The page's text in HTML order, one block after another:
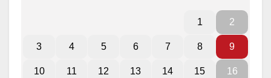
1 2
3 4 5 6 7 8 9
10 11 12 13 14 15 16